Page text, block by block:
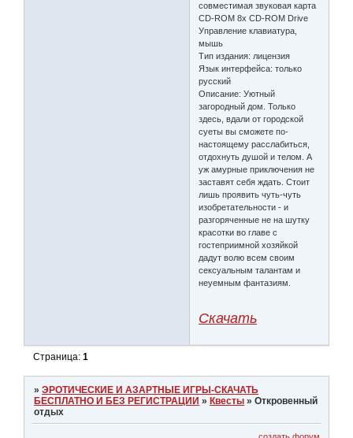
совместимая звуковая карта
CD-ROM 8x CD-ROM Drive
Управление клавиатура,
мышь
Тип издания: лицензия
Язык интерфейса: только
русский
Описание: Уютный
загородный дом. Только
здесь, вдали от городской
суеты вы сможете по-
настоящему расслабиться,
отдохнуть душой и телом. А
уж амурные приключения не
заставят себя ждать. Стоит
лишь проявить чуть-чуть
изобретательности - и
разгоряченные не на шутку
красотки во главе с
гостеприимной хозяйкой
дадут волю всем своим
сексуальным талантам и
неуемным фантазиям.
Скачать
Страница:1
»ЭРОТИЧЕСКИЕ И АЗАРТНЫЕ ИГРЫ-СКАЧАТЬ
БЕСПЛАТНО И БЕЗ РЕГИСТРАЦИИ »Квесты »Откровенный
отдых